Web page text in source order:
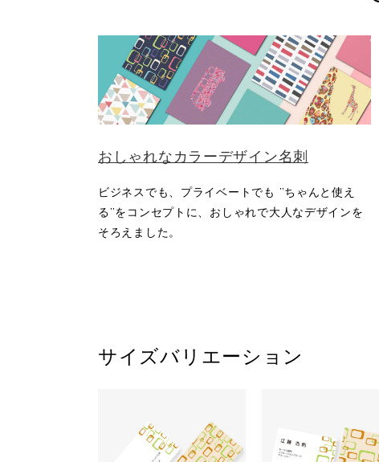
おしゃれなカラーデザイン名刺
ビジネスでも、プライベートでも ”ちゃんと使え
る”をコンセプトに、おしゃれで大人なデザインを
そろえました。
サイズバリエーション